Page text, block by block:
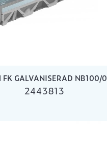
GALVANISERAD NB100/0
2443813